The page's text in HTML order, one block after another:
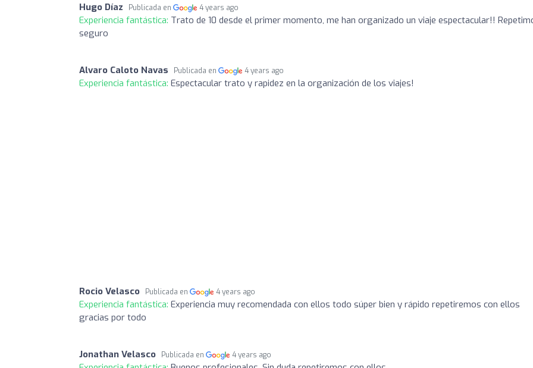
Hugo Díaz Publicada en 4 years ago
Experiencia fantástica: Trato de 10 desde el primer momento, me han organizado un viaje espectacular!!
seguro
Alvaro Caloto Navas Publicada en 4 years ago
Experiencia fantástica: Espectacular trato y rapidez en la organización de los viajes!
Rocio Velasco Publicada en 4 years ago
Experiencia fantástica: Experiencia muy recomendada con ellos todo súper bien y rápido repetiremos con ellos
gracias por todo
Jonathan Velasco Publicada en 4 years ago